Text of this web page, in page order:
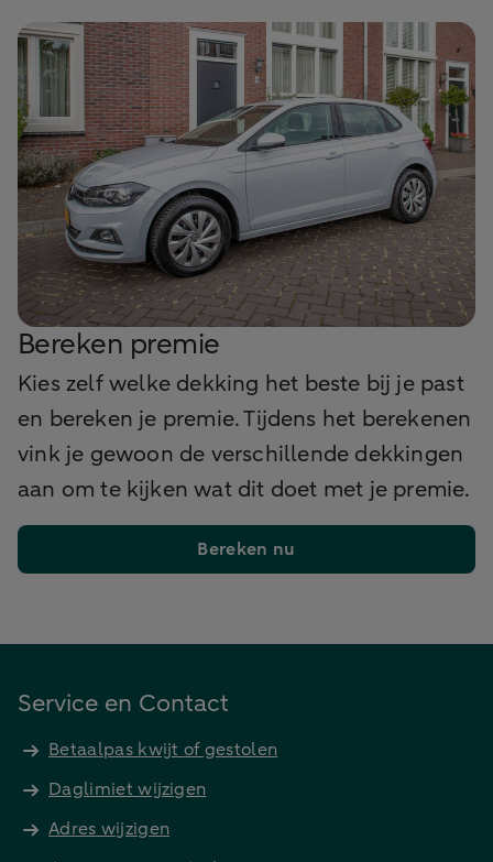
Bereken premie
Kies zelf welke dekking het beste bij je past
en bereken je premie. Tijdens het berekenen
vink je gewoon de verschillende dekkingen
aan om te kijken wat dit doet met je premie.
Bereken nu
Service en Contact
Betaalpas kwijt of gestolen
Daglimiet wijzigen
Adres wijzigen